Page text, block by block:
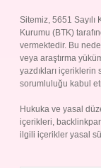
Sitemiz, 5651
Kurumu (BTK)
vermektedir. Bu
veya araştırma
yazdıkları
sorumluluğu kabul
Hukuka ve yasal
içerikleri,
ilgili içerikler yasal